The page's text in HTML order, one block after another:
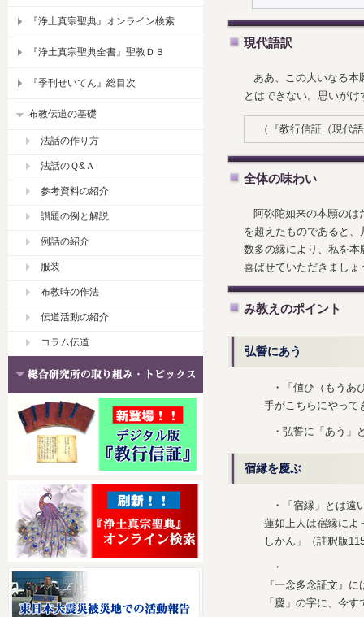
『浄土真宗聖典』オンライン検索
『浄土真宗聖典全書』聖教ＤＢ
『季刊せいてん』総目次
布教伝道の基礎
法話の作り方
法話のＱ&Ａ
参考資料の紹介
讃題の例と解説
例話の紹介
服装
布教時の作法
伝道活動の紹介
コラム伝道
現代語訳
ああ、この大いなる本
とはできない。思いが
（『教行信証（現代
全体の味わい
阿弥陀如来の本願の
を超えたものであると
数多の縁により、私を
喜ばせていただきましょ
み教えのポイント
弘誓にあう
・「値ひ（もうあ
手がこちらにやって
・弘誓に「あう」
宿縁を慶ぶ
・「宿縁」とは遠
蓮如上人は宿縁によ
しかん」（註釈版
・
『一念多念証文』
「慶」の字に、今